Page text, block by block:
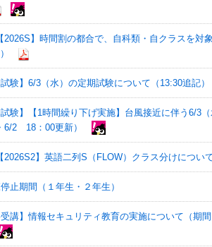
2026S】時間割の都合で、自科類・自クラスを
試験】6/3（水）の定期試験について（13:30追記）
試験】【1時間繰り下げ実施】台風接近に伴う6/3
6/2 18：00更新）
2026S2】英語二列S（FLOW）クラス分けについ
止期間（１年生・２年生）
受講】情報セキュリティ教育の実施について（期